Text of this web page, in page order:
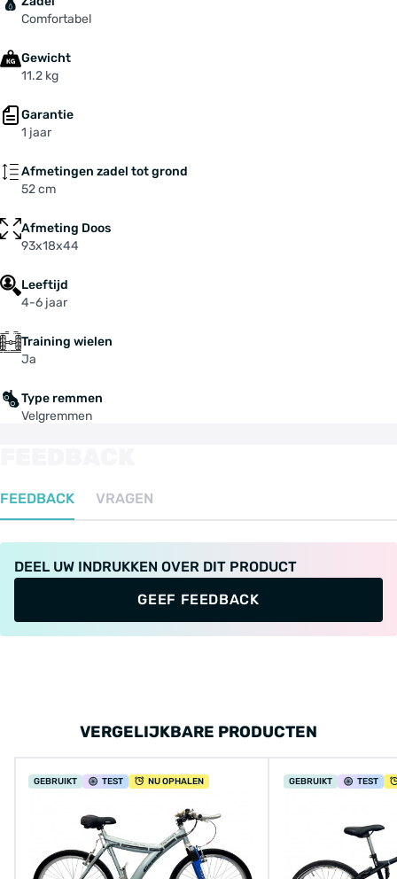
Comfortabel
Gewicht
11.2 kg
Garantie
1 jaar
Afmetingen zadel tot grond
52 cm
Afmeting Doos
93x18x44
Leeftijd
4-6 jaar
Training wielen
Ja
Type remmen
Velgremmen
FEEDBACK VRAGEN
DEEL UW INDRUKKEN OVER DIT PRODUCT
GEEF FEEDBACK
VERGELIJKBARE PRODUCTEN
GEBRUIKT TEST NU OPHALEN GEBRUIKT TEST